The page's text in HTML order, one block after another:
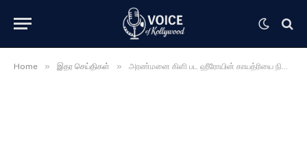
Home » இதர செய்திகள் » அரண்மனை கிளி பட ஹீரோயின் காயத்ரியை நியாபகம் இருக்கா …..? அட சீரியல் நடிகையா அது …….